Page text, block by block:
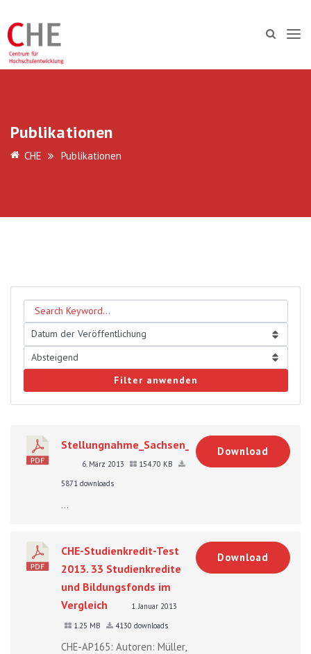
Publikationen
CHE Publikationen
Filter anwenden
Stellungnahme_Sachsen_Anhalt_1541.pdf
6. März 2013
154.70 KB
5871 downloads
...
Download
CHE-Studienkredit-Test
2013. 33 Studienkredite
und Bildungsfonds im
Vergleich
1. Januar 2013
1.25 MB
4130 downloads
CHE-AP165: Autoren: Müller,
Download